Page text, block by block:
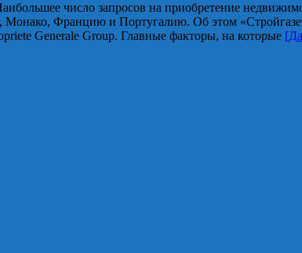
число запросов на приобретение
Францию и Португалию. Об этом
Gеnеrale Group. Главные факторы, на которые